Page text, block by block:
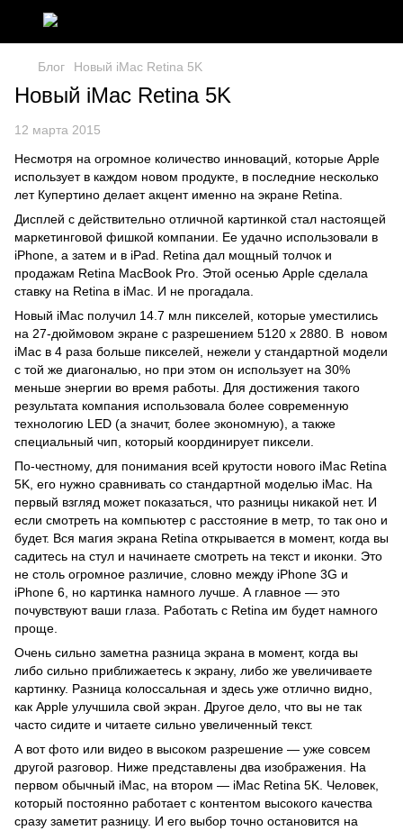
Блог Новый iMac Retina 5K
Новый iMac Retina 5K
12 марта 2015
Несмотря на огромное количество инноваций, которые Apple
использует в каждом новом продукте, в последние несколько
лет Купертино делает акцент именно на экране Retina.
Дисплей с действительно отличной картинкой стал настоящей
маркетинговой фишкой компании. Ее удачно использовали в
iPhone, а затем и в iPad. Retina дал мощный толчок и
продажам Retina MacBook Pro. Этой осенью Apple сделала
ставку на Retina в iMac. И не прогадала.
Новый iMac получил 14.7 млн пикселей, которые уместились
на 27-дюймовом экране с разрешением 5120 х 2880. В новом
iMac в 4 раза больше пикселей, нежели у стандартной модели
с той же диагональю, но при этом он использует на 30%
меньше энергии во время работы. Для достижения такого
результата компания использовала более современную
технологию LED (а значит, более экономную), а также
специальный чип, который координирует пиксели.
По-честному, для понимания всей крутости нового iMac Retina
5K, его нужно сравнивать со стандартной моделью iMac. На
первый взгляд может показаться, что разницы никакой нет. И
если смотреть на компьютер с расстояние в метр, то так оно и
будет. Вся магия экрана Retina открывается в момент, когда вы
садитесь на стул и начинаете смотреть на текст и иконки. Это
не столь огромное различие, словно между iPhone 3G и
iPhone 6, но картинка намного лучше. А главное — это
почувствуют ваши глаза. Работать с Retina им будет намного
проще.
Очень сильно заметна разница экрана в момент, когда вы
либо сильно приближаетесь к экрану, либо же увеличиваете
картинку. Разница колоссальная и здесь уже отлично видно,
как Apple улучшила свой экран. Другое дело, что вы не так
часто сидите и читаете сильно увеличенный текст.
А вот фото или видео в высоком разрешение — уже совсем
другой разговор. Ниже представлены два изображения. На
первом обычный iMac, на втором — iMac Retina 5K. Человек,
который постоянно работает с контентом высокого качества
сразу заметит разницу. И его выбор точно остановится на